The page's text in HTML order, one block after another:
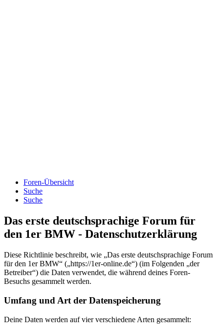
Foren-Übersicht
Suche
Suche
Das erste deutschsprachige Forum für
den 1er BMW - Datenschutzerklärung
Diese Richtlinie beschreibt, wie „Das erste deutschsprachige Forum
für den 1er BMW“ („https://1er-online.de“) (im Folgenden „der
Betreiber“) die Daten verwendet, die während deines Foren-
Besuchs gesammelt werden.
Umfang und Art der Datenspeicherung
Deine Daten werden auf vier verschiedene Arten gesammelt: